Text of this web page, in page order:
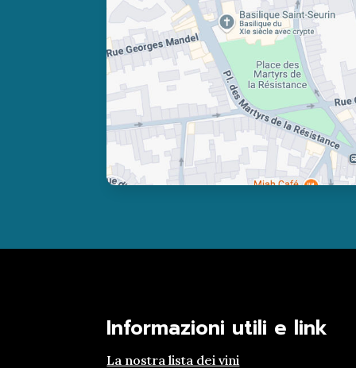
Informazioni utili e link
La nostra lista dei vini